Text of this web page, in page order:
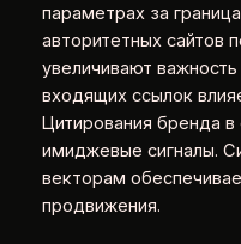
параметрах за
авторитетных сайтов
увеличивают важность
входящих ссылок
Цитирования бренда
имиджевые сигналы.
векторам
продвижения.